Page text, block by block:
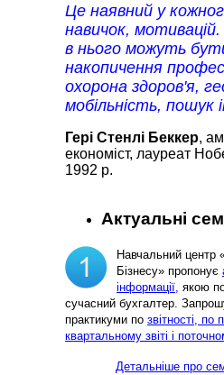
Це наявний у
навичок, мотивацій.
в нього можуть
накопичення
охорона здоров'я,
мобільність, пошук
Гері Стенлі Беккер,
економіст, лауреат
1992 р.
Актуальні
Навчальний центр
Бізнесу» пропонує
інформації, якою
сучасний бухгалтер.
практикуми по звітності, по
квартальному звіті і
Детальніше про